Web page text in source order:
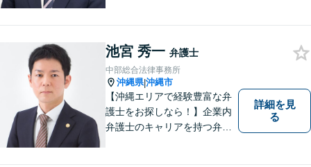
い！
池宮 秀一 弁護士
中部総合法律事務所
沖縄県|沖縄市
【沖縄エリアで経験豊富な弁
護士をお探しなら！】企業内
弁護士のキャリアを持つ弁護
詳細を見
る